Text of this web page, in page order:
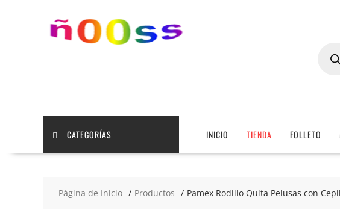
CATEGORÍAS INICIO TIENDA FOLLETO
Página de Inicio Productos Pamex Rodillo Quita Pelusas con